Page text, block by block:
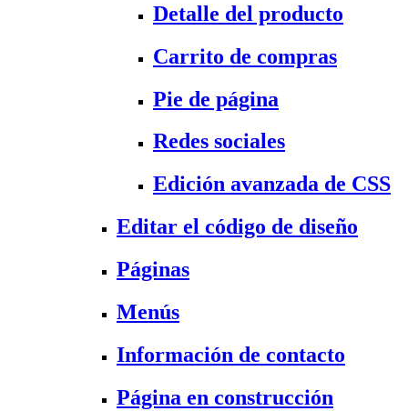
Detalle del producto
Carrito de compras
Pie de página
Redes sociales
Edición avanzada de CSS
Editar el código de diseño
Páginas
Menús
Información de contacto
Página en construcción